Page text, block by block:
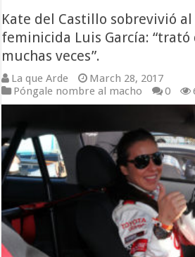
Kate del Castillo sobrevivió
feminicida Luis García:
muchas veces”.
La que Arde
March 28, 2017
Póngale nombre al macho
0